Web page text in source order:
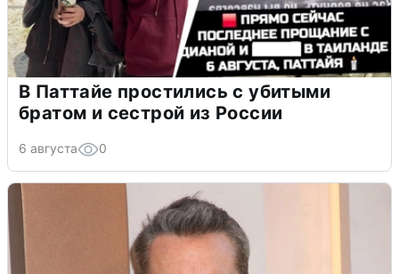
В Паттайе простились с убитыми
братом и сестрой из России
6 августа 0